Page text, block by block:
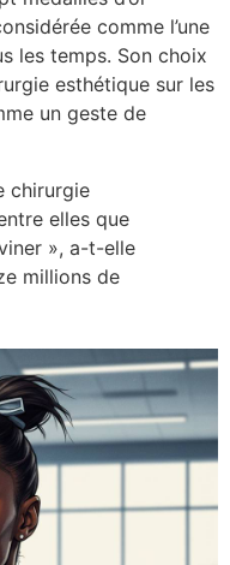
comme l’une
les temps. Son choix
esthétique sur les
un geste de
chirurgie
elles que
», a-t-elle
millions de